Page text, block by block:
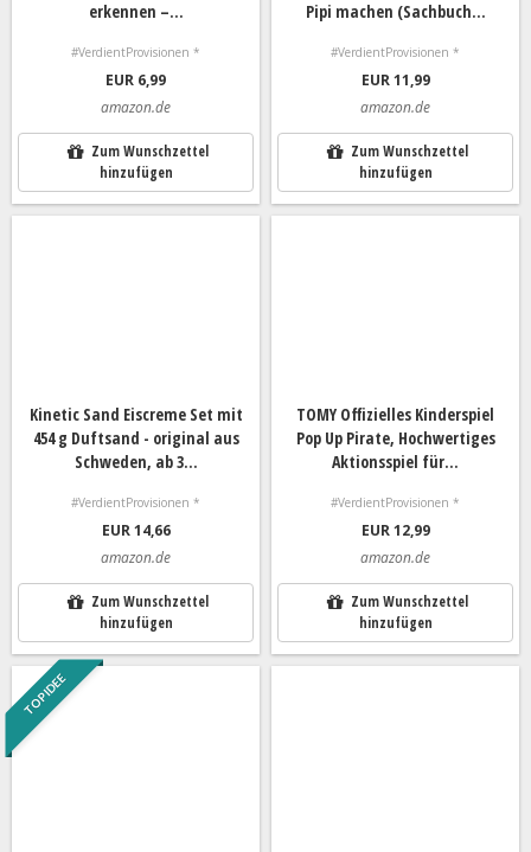
erkennen –...
#VerdientProvisionen *
EUR 6,99
amazon.de
Zum Wunschzettel
hinzufügen
Pipi machen (Sachbuch...
#VerdientProvisionen *
EUR 11,99
amazon.de
Zum Wunschzettel
hinzufügen
Kinetic Sand Eiscreme Set mit
454 g Duftsand - original aus
Schweden, ab 3...
#VerdientProvisionen *
EUR 14,66
amazon.de
Zum Wunschzettel
hinzufügen
TOMY Offizielles Kinderspiel
Pop Up Pirate, Hochwertiges
Aktionsspiel für...
#VerdientProvisionen *
EUR 12,99
amazon.de
Zum Wunschzettel
hinzufügen
TOP IDEE